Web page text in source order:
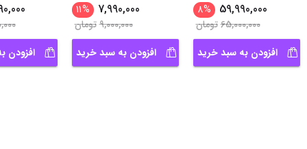
59,990,000
%
8
65,000,000تومان
افزودن به سبد خرید
7,990,000
%
11
9,000,000تومان
افزودن به سبد خرید
افزودن